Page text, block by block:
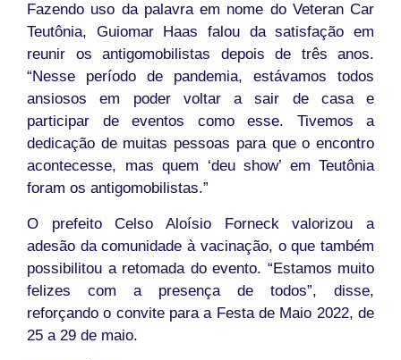
Fazendo uso da palavra em nome do Veteran Car
Teutônia, Guiomar Haas falou da satisfação em
reunir os antigomobilistas depois de três anos.
“Nesse período de pandemia, estávamos todos
ansiosos em poder voltar a sair de casa e
participar de eventos como esse. Tivemos a
dedicação de muitas pessoas para que o encontro
acontecesse, mas quem ‘deu show’ em Teutônia
foram os antigomobilistas.”
O prefeito Celso Aloísio Forneck valorizou a
adesão da comunidade à vacinação, o que também
possibilitou a retomada do evento. “Estamos muito
felizes com a presença de todos”, disse,
reforçando o convite para a Festa de Maio 2022, de
25 a 29 de maio.